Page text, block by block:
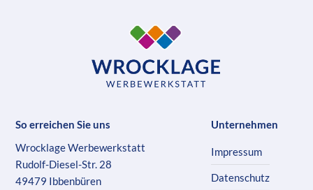
So erreichen Sie uns
Wrocklage Werbewerkstatt
Rudolf-Diesel-Str. 28
49479 Ibbenbüren
Unternehmen
Impressum
Datenschutz